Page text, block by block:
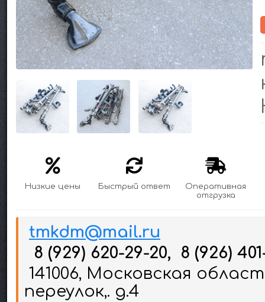
Низкие цены Быстрый ответ
Оперативная
отгрузка
tmkdm@mail.ru
8 (929) 620-29-20, 8 (926)
141006, Московская
переулок,. д.4